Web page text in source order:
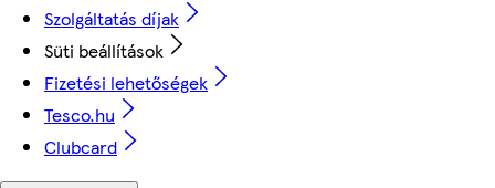
Szolgáltatás díjak
Süti beállítások
Fizetési lehetőségek
Tesco.hu
Clubcard